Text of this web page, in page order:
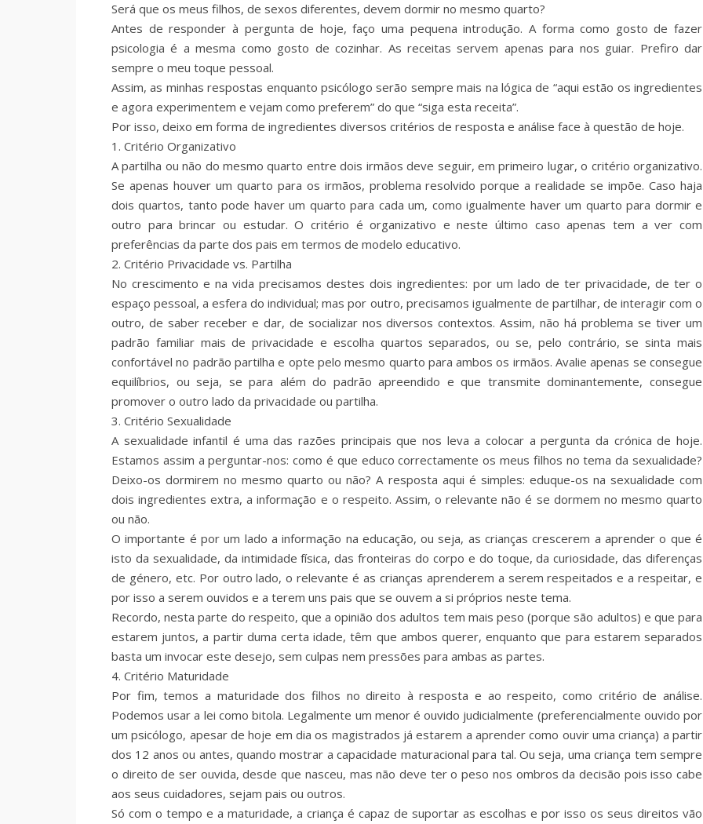
Será que os meus filhos, de sexos diferentes, devem dormir no mesmo quarto?
Antes de responder à pergunta de hoje, faço uma pequena introdução. A forma como gosto de fazer
psicologia é a mesma como gosto de cozinhar. As receitas servem apenas para nos guiar. Prefiro dar
sempre o meu toque pessoal.
Assim, as minhas respostas enquanto psicólogo serão sempre mais na lógica de “aqui estão os ingredientes
e agora experimentem e vejam como preferem” do que “siga esta receita”.
Por isso, deixo em forma de ingredientes diversos critérios de resposta e análise face à questão de hoje.
1. Critério Organizativo
A partilha ou não do mesmo quarto entre dois irmãos deve seguir, em primeiro lugar, o critério organizativo.
Se apenas houver um quarto para os irmãos, problema resolvido porque a realidade se impõe. Caso haja
dois quartos, tanto pode haver um quarto para cada um, como igualmente haver um quarto para dormir e
outro para brincar ou estudar. O critério é organizativo e neste último caso apenas tem a ver com
preferências da parte dos pais em termos de modelo educativo.
2. Critério Privacidade vs. Partilha
No crescimento e na vida precisamos destes dois ingredientes: por um lado de ter privacidade, de ter o
espaço pessoal, a esfera do individual; mas por outro, precisamos igualmente de partilhar, de interagir com o
outro, de saber receber e dar, de socializar nos diversos contextos. Assim, não há problema se tiver um
padrão familiar mais de privacidade e escolha quartos separados, ou se, pelo contrário, se sinta mais
confortável no padrão partilha e opte pelo mesmo quarto para ambos os irmãos. Avalie apenas se consegue
equilíbrios, ou seja, se para além do padrão apreendido e que transmite dominantemente, consegue
promover o outro lado da privacidade ou partilha.
3. Critério Sexualidade
A sexualidade infantil é uma das razões principais que nos leva a colocar a pergunta da crónica de hoje.
Estamos assim a perguntar-nos: como é que educo correctamente os meus filhos no tema da sexualidade?
Deixo-os dormirem no mesmo quarto ou não? A resposta aqui é simples: eduque-os na sexualidade com
dois ingredientes extra, a informação e o respeito. Assim, o relevante não é se dormem no mesmo quarto
ou não.
O importante é por um lado a informação na educação, ou seja, as crianças crescerem a aprender o que é
isto da sexualidade, da intimidade física, das fronteiras do corpo e do toque, da curiosidade, das diferenças
de género, etc. Por outro lado, o relevante é as crianças aprenderem a serem respeitados e a respeitar, e
por isso a serem ouvidos e a terem uns pais que se ouvem a si próprios neste tema.
Recordo, nesta parte do respeito, que a opinião dos adultos tem mais peso (porque são adultos) e que para
estarem juntos, a partir duma certa idade, têm que ambos querer, enquanto que para estarem separados
basta um invocar este desejo, sem culpas nem pressões para ambas as partes.
4. Critério Maturidade
Por fim, temos a maturidade dos filhos no direito à resposta e ao respeito, como critério de análise.
Podemos usar a lei como bitola. Legalmente um menor é ouvido judicialmente (preferencialmente ouvido por
um psicólogo, apesar de hoje em dia os magistrados já estarem a aprender como ouvir uma criança) a partir
dos 12 anos ou antes, quando mostrar a capacidade maturacional para tal. Ou seja, uma criança tem sempre
o direito de ser ouvida, desde que nasceu, mas não deve ter o peso nos ombros da decisão pois isso cabe
aos seus cuidadores, sejam pais ou outros.
Só com o tempo e a maturidade, a criança é capaz de suportar as escolhas e por isso os seus direitos vão